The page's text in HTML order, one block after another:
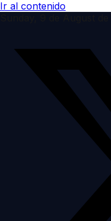
Ir al contenido